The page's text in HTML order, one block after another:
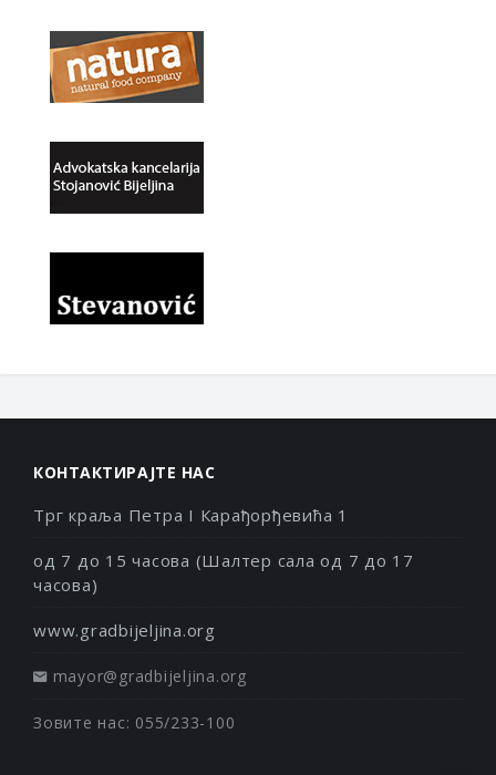
КОНТАКТИРАЈТЕ НАС
Трг краља Петра I Карађорђевића 1
од 7 до 15 часова (Шалтер сала од 7 до 17
часова)
www.gradbijeljina.org
mayor@gradbijeljina.org
Зовите нас: 055/233-100